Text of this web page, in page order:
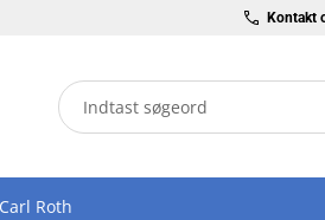
Kontakt
Carl Roth